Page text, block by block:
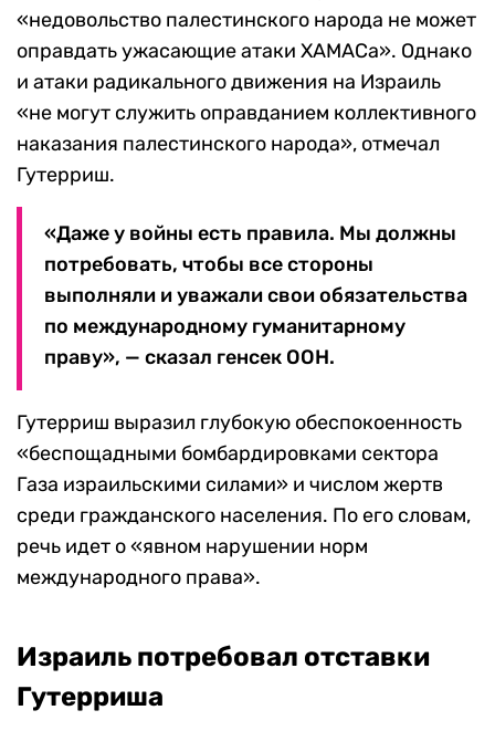
«недовольство палестинского народа не может
оправдать ужасающие атаки ХАМАСа». Однако
и атаки радикального движения на Израиль
«не могут служить оправданием коллективного
наказания палестинского народа», отмечал
Гутерриш.
«Даже у войны есть правила. Мы должны
потребовать, чтобы все стороны
выполняли и уважали свои обязательства
по международному гуманитарному
праву», — сказал генсек ООН.
Гутерриш выразил глубокую обеспокоенность
«беспощадными бомбардировками сектора
Газа израильскими силами» и числом жертв
среди гражданского населения. По его словам,
речь идет о «явном нарушении норм
международного права».
Израиль потребовал отставки
Гутерриша